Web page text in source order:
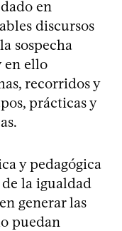
en
discursos
sospecha
en ello
recorridos y
prácticas y
y pedagógica
la igualdad
generar las
puedan